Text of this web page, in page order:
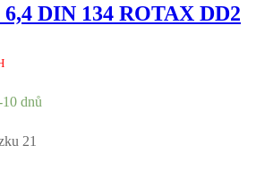
DIN 134 ROTAX DD2
dnů
21